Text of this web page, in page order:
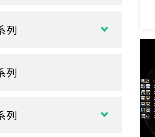
杯
杯系列
紙杯
列
列
列